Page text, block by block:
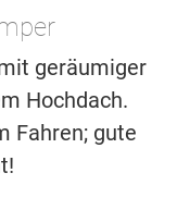
geräumiger
Hochdach.
Fahren; gute